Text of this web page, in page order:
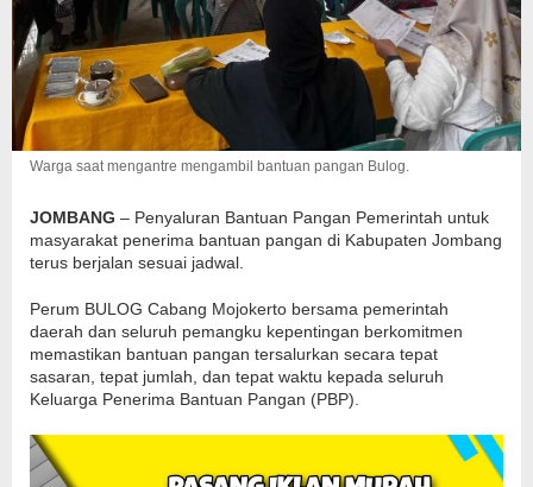
Warga saat mengantre mengambil bantuan pangan Bulog.
JOMBANG – Penyaluran Bantuan Pangan Pemerintah untuk
masyarakat penerima bantuan pangan di Kabupaten Jombang
terus berjalan sesuai jadwal.
Perum BULOG Cabang Mojokerto bersama pemerintah
daerah dan seluruh pemangku kepentingan berkomitmen
memastikan bantuan pangan tersalurkan secara tepat
sasaran, tepat jumlah, dan tepat waktu kepada seluruh
Keluarga Penerima Bantuan Pangan (PBP).